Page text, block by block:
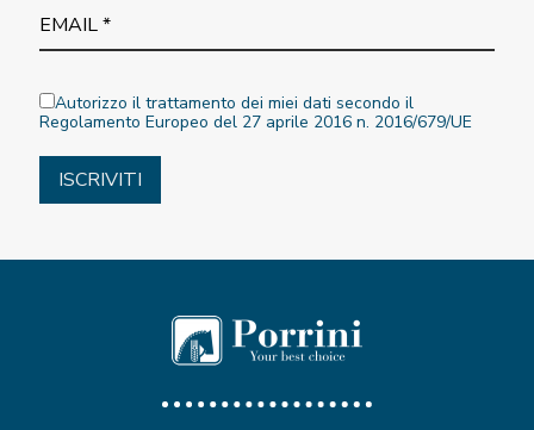
Autorizzo il trattamento dei miei dati secondo il
Regolamento Europeo del 27 aprile 2016 n. 2016/679/UE